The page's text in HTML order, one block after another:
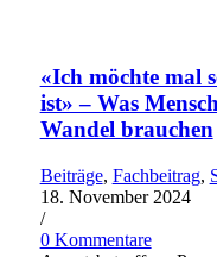
«Ich möchte mal
ist» – Was
Wandel brauchen
Beiträge, Fachbeitrag,
18. November 2024
/
0 Kommentare